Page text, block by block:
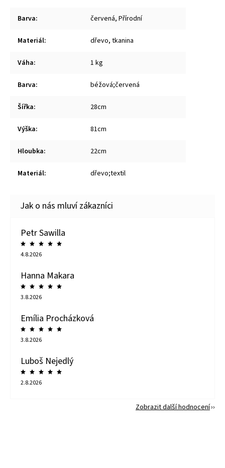
Barva: červená, Přírodní
Materiál: dřevo, tkanina
Váha: 1 kg
Barva: béžová;červená
Šířka: 28cm
Výška: 81cm
Hloubka: 22cm
Materiál: dřevo;textil
Petr Sawilla
4.8.2026
Hanna Makara
3.8.2026
Emília Procházková
3.8.2026
Luboš Nejedlý
2.8.2026
Zobrazit další hodnocení